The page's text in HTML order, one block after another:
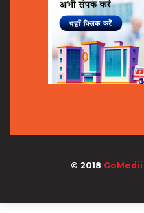
© 2018 GoMedii